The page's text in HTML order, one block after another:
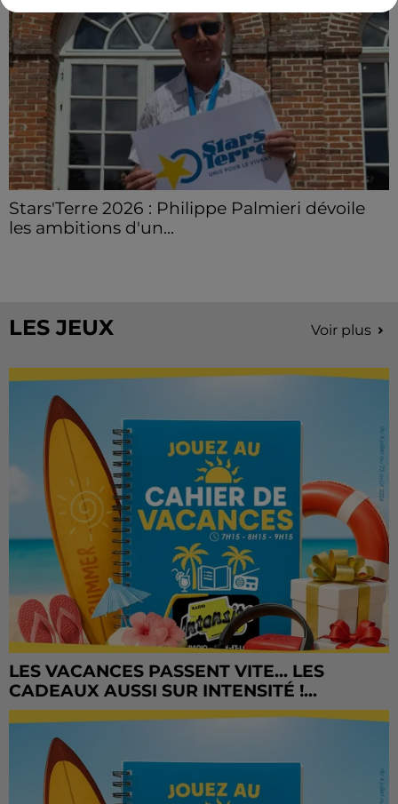
Stars'Terre 2026 : Philippe Palmieri dévoile
les ambitions d'un...
LES JEUX Voir plus
LES VACANCES PASSENT VITE... LES
CADEAUX AUSSI SUR INTENSITÉ !...